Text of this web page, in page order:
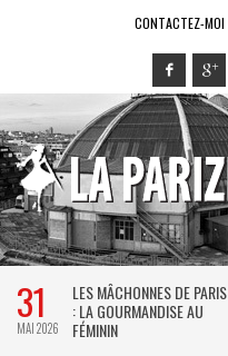
CONTACTEZ-MOI
31
MAI 2026
LES MÂCHONNES DE PARIS
: LA GOURMANDISE AU
FÉMININ